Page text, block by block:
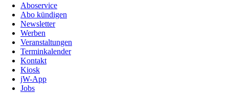
Aboservice
Abo kündigen
Newsletter
Werben
Veranstaltungen
Terminkalender
Kontakt
Kiosk
jW-App
Jobs